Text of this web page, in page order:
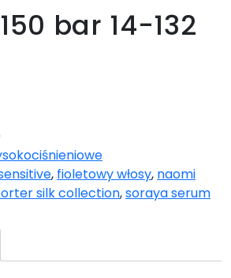
bar 14-132
, fioletowy włosy, naomi
silk collection,soraya serum